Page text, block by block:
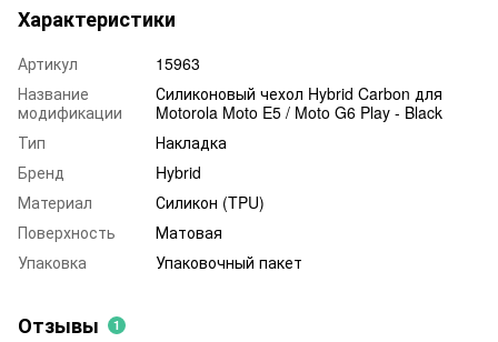
Характеристики
Артикул
15963
Название
модификации
Силиконовый чехол Hybrid Carbon для
Motorola Moto E5 / Moto G6 Play - Black
Тип
Накладка
Бренд
Hybrid
Материал
Силикон (TPU)
Поверхность
Матовая
Упаковка
Упаковочный пакет
Отзывы 1